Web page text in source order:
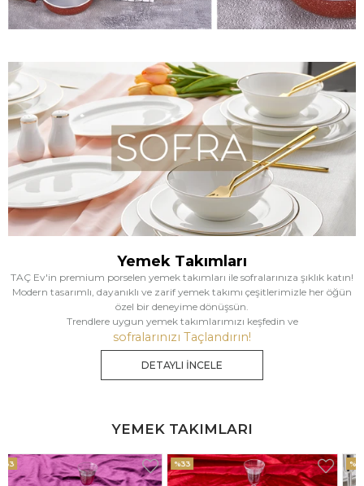
Yemek Takımları
TAÇ Ev'in premium porselen yemek takımları ile sofralarınıza şıklık katın!
Modern tasarımlı, dayanıklı ve zarif yemek takımı çeşitlerimizle her öğün
özel bir deneyime dönüşsün.
Trendlere uygun yemek takımlarımızı keşfedin ve
sofralarınızı Taçlandırın!
DETAYLI İNCELE
YEMEK TAKIMLARI
%25